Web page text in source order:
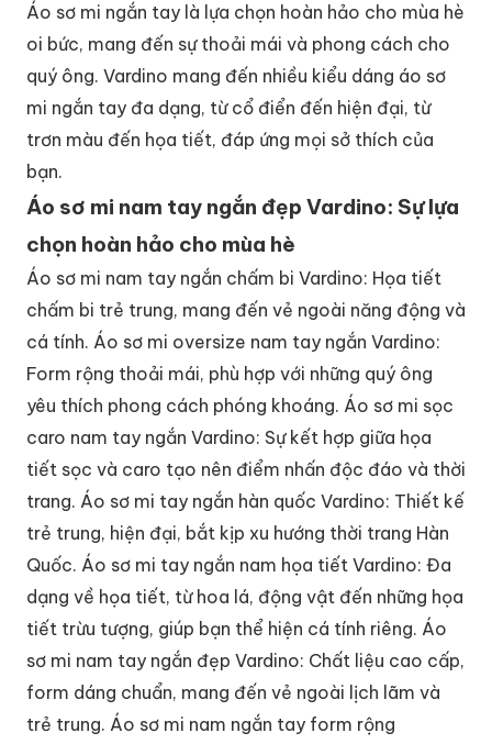
Áo sơ mi ngắn tay là lựa chọn hoàn hảo cho mùa hè
oi bức, mang đến sự thoải mái và phong cách cho
quý ông. Vardino mang đến nhiều kiểu dáng áo sơ
mi ngắn tay đa dạng, từ cổ điển đến hiện đại, từ
trơn màu đến họa tiết, đáp ứng mọi sở thích của
bạn.
Áo sơ mi nam tay ngắn đẹp Vardino: Sự lựa
chọn hoàn hảo cho mùa hè
Áo sơ mi nam tay ngắn chấm bi Vardino: Họa tiết
chấm bi trẻ trung, mang đến vẻ ngoài năng động và
cá tính. Áo sơ mi oversize nam tay ngắn Vardino:
Form rộng thoải mái, phù hợp với những quý ông
yêu thích phong cách phóng khoáng. Áo sơ mi sọc
caro nam tay ngắn Vardino: Sự kết hợp giữa họa
tiết sọc và caro tạo nên điểm nhấn độc đáo và thời
trang. Áo sơ mi tay ngắn hàn quốc Vardino: Thiết kế
trẻ trung, hiện đại, bắt kịp xu hướng thời trang Hàn
Quốc. Áo sơ mi tay ngắn nam họa tiết Vardino: Đa
dạng về họa tiết, từ hoa lá, động vật đến những họa
tiết trừu tượng, giúp bạn thể hiện cá tính riêng. Áo
sơ mi nam tay ngắn đẹp Vardino: Chất liệu cao cấp,
form dáng chuẩn, mang đến vẻ ngoài lịch lãm và
trẻ trung. Áo sơ mi nam ngắn tay form rộng